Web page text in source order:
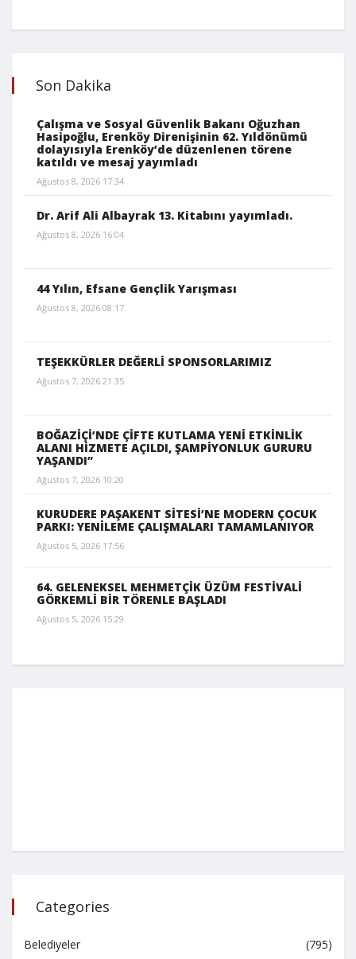
Son Dakika
Çalışma ve Sosyal Güvenlik Bakanı Oğuzhan
Hasipoğlu, Erenköy Direnişinin 62. Yıldönümü
dolayısıyla Erenköy’de düzenlenen törene
katıldı ve mesaj yayımladı
Ağustos 8, 2026 17:34
Dr. Arif Ali Albayrak 13. Kitabını yayımladı.
Ağustos 8, 2026 16:04
44 Yılın, Efsane Gençlik Yarışması
Ağustos 8, 2026 08:17
TEŞEKKÜRLER DEĞERLİ SPONSORLARIMIZ
Ağustos 7, 2026 21:35
BOĞAZİÇİ’NDE ÇİFTE KUTLAMA YENİ ETKİNLİK
ALANI HİZMETE AÇILDI, ŞAMPİYONLUK GURURU
YAŞANDI”
Ağustos 7, 2026 10:20
KURUDERE PAŞAKENT SİTESİ’NE MODERN ÇOCUK
PARKI: YENİLEME ÇALIŞMALARI TAMAMLANIYOR
Ağustos 5, 2026 17:56
64. GELENEKSEL MEHMETÇİK ÜZÜM FESTİVALİ
GÖRKEMLİ BİR TÖRENLE BAŞLADI
Ağustos 5, 2026 15:29
Categories
Belediyeler (795)